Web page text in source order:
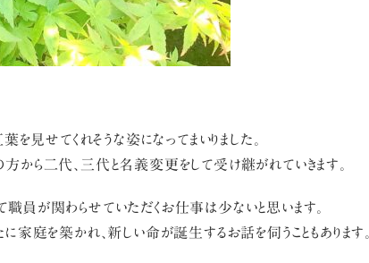
せてくれそうな姿になってまいりました。
方から二代、三代と名義変更をして受け継がれていきます。
職員が関わらせていただくお仕事は少ないと思います。
家庭を築かれ、新しい命が誕生するお話を伺うこともあります。